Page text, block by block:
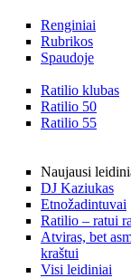
Renginiai
Rubrikos
Spaudoje
Ratilio klubas
Ratilio 50
Ratilio 55
Naujausi
DJ Kaziukas
Etnožadintuvai
Ratilio – ratui
Atviras, bet
kraštui
Visi leidiniai